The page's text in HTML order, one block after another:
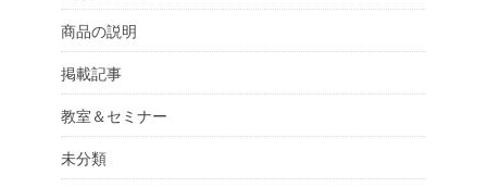
商品の説明
掲載記事
教室＆セミナー
未分類